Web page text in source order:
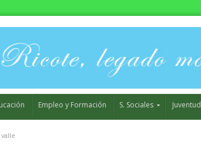
Empleo y Formación S. Sociales Juventud